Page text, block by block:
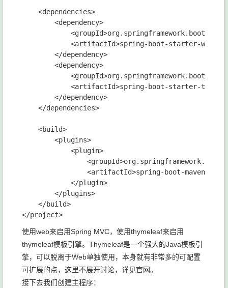
    <dependencies>
        <dependency>
<groupId>org.springframework.boot</
<artifactId>spring-boot-starter-web</
        </dependency>
        <dependency>
<groupId>org.springframework.boot</
<artifactId>spring-boot-starter-
        </dependency>
    </dependencies>
    <build>
        <plugins>
            <plugin>
<artifactId>spring-boot-maven-
            </plugin>
        </plugins>
    </build>
使用web来启用Spring MVC，使用thymeleaf来启用
thymeleaf模板引擎。Thymeleaf是一个强大的Java模板引
擎，可以脱离于Web单独使用，本身就有非常多的可配置
可扩展的点，这里不展开讨论，详见官网。
接下去我们创建主程序：